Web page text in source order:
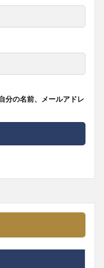
分の名前、メールアドレ